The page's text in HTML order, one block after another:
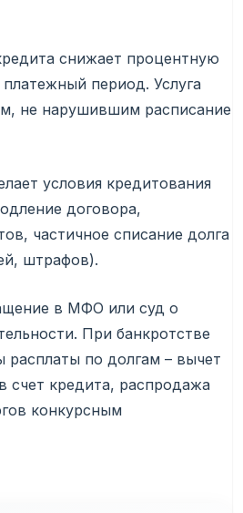
снижает процентную
период. Услуга
не нарушившим расписание
условия кредитования
договора,
частичное списание долга
штрафов).
в МФО или суд о
При банкротстве
по долгам – вычет
счет кредита, распродажа
конкурсным